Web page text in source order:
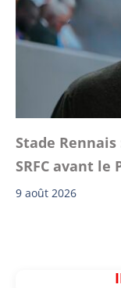
Stade
SRFC avant le
9 août 2026